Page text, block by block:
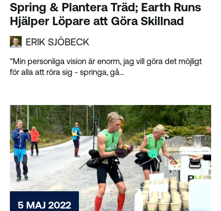
Spring & Plantera Träd; Earth Runs
Hjälper Löpare att Göra Skillnad
ERIK SJÖBECK
"Min personliga vision är enorm, jag vill göra det möjligt
för alla att röra sig - springa, gå...
5 MAJ 2022